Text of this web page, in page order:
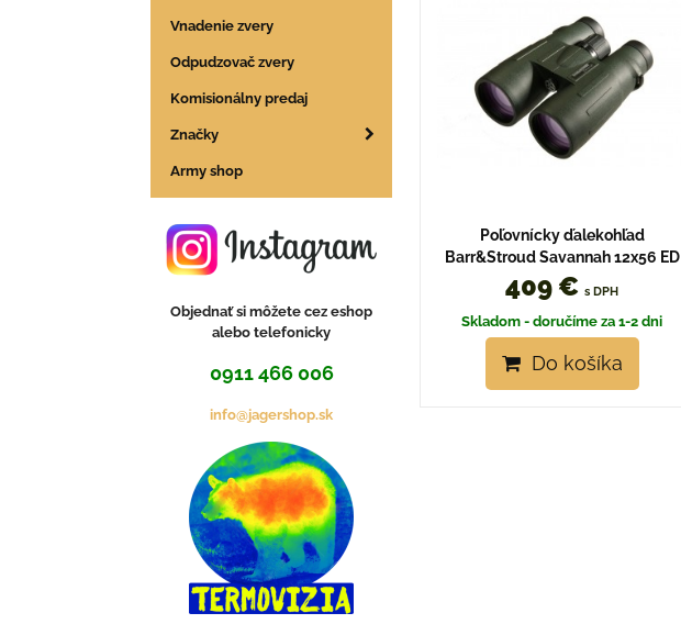
Poľovnícky ďalekohľad
Barr&Stroud Savannah 12x56 ED
409 €s DPH
Skladom - doručíme za 1-2 dni
Do košíka
Vnadenie zvery
Odpudzovač zvery
Komisionálny predaj
Značky
Army shop
Objednať si môžete cez eshop
alebo telefonicky
0911 466 006
info@jagershop.sk